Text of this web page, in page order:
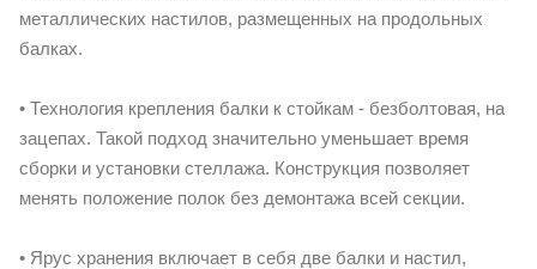
металлических настилов, размещенных на продольных
балках.
• Технология крепления балки к стойкам - безболтовая, на
зацепах. Такой подход значительно уменьшает время
сборки и установки стеллажа. Конструкция позволяет
менять положение полок без демонтажа всей секции.
• Ярус хранения включает в себя две балки и настил,